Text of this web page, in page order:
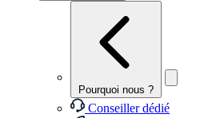
Pourquoi nous ?
Conseiller dédié